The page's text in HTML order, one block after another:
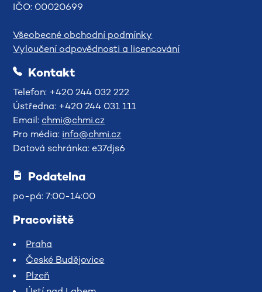
IČO: 00020699
Všeobecné obchodní podmínky
Vyloučení odpovědnosti a licencování
Kontakt
Telefon: +420 244 032 222
Ústředna: +420 244 031 111
Email: chmi@chmi.cz
Pro média: info@chmi.cz
Datová schránka: e37djs6
Podatelna
po-pá: 7:00-14:00
Pracoviště
Praha
České Budějovice
Plzeň